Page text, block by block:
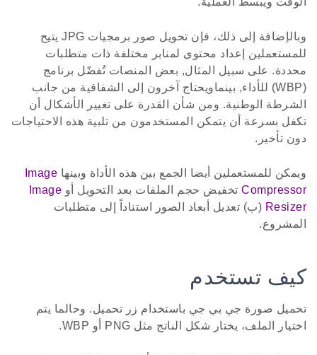
وبالإضافة إلى ذلك، فإن تحويل صور برمجيات JPG يتيح
للمستعملين إعداد محتوى لمنابر مختلفة ذات متطلبات
محددة. على سبيل المثال, بعض المنصات تُفضّل برنامج
(WBP) للأداء, بينماويحتاج آخرون إلى الشفافية من جانب
الشرطة الوطنية. ومن شأن القدرة على تغيير الأشكال أن
تكفل بسرعة أن يتمكن المستخدمون من تلبية هذه الاحتياجات
دون تأخير.
ويمكن للمستعملين أيضا الجمع بين هذه الأداة وبينها Image
Compressor تخفيض حجم الملفات بعد التحويل أو Image
Resizer (ب) تعديل أبعاد الصور استناداً إلى متطلبات
المشروع.
كيف تستخدم
تحميل صورة جي بي جي باستخدام زر تحميل. وحالما يتم
اختيار الملف، يختار شكل الناتج مثل PNG أو WBP.